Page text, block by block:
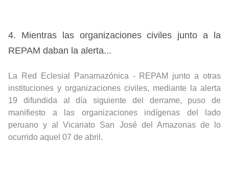
4. Mientras las organizaciones civiles junto a la
REPAM daban la alerta...
La Red Eclesial Panamazónica - REPAM junto a otras
instituciones y organizaciones civiles, mediante la alerta
19 difundida al día siguiente del derrame, puso de
manifiesto a las organizaciones indígenas del lado
peruano y al Vicariato San José del Amazonas de lo
ocurrido aquel 07 de abril.